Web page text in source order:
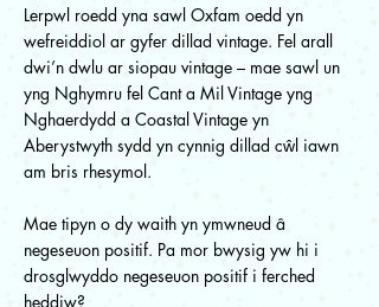
Lerpwl roedd yna sawl Oxfam oedd yn
wefreiddiol ar gyfer dillad vintage. Fel arall
dwi’n dwlu ar siopau vintage – mae sawl un
yng Nghymru fel Cant a Mil Vintage yng
Nghaerdydd a Coastal Vintage yn
Aberystwyth sydd yn cynnig dillad cŵl iawn
am bris rhesymol.
Mae tipyn o dy waith yn ymwneud â
negeseuon positif. Pa mor bwysig yw hi i
drosglwyddo negeseuon positif i ferched
heddiw?